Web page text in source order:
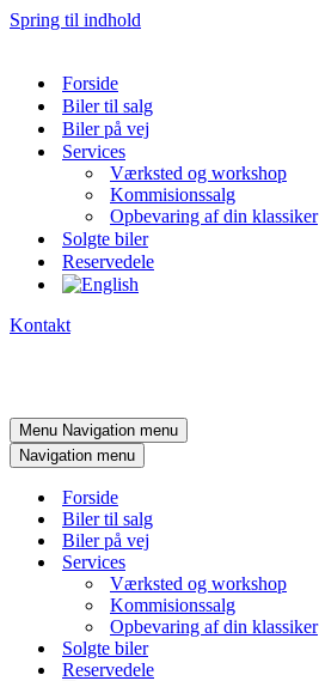
Spring til indhold
Forside
Biler til salg
Biler på vej
Services
Værksted og workshop
Kommisionssalg
Opbevaring af din klassiker
Solgte biler
Reservedele
Kontakt
Menu Navigation menu
Navigation menu
Forside
Biler til salg
Biler på vej
Services
Værksted og workshop
Kommisionssalg
Opbevaring af din klassiker
Solgte biler
Reservedele